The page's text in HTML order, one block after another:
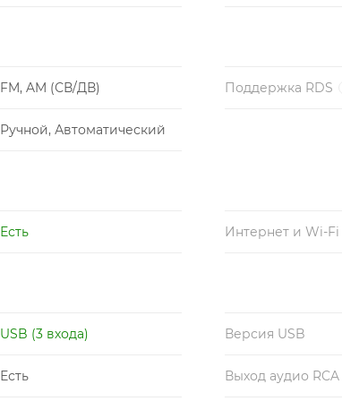
FM, AM (СВ/ДВ) Поддержка RDS
Ручной, Автоматический
Есть Интернет и Wi-Fi
USB (3 входа) Версия USB
Есть Выход aудио RCA